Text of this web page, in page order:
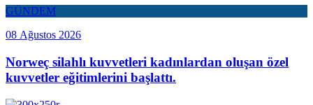
GÜNDEM
08 Ağustos 2026
Norweç silahlı kuvvetleri kadınlardan oluşan özel
kuvvetler eğitimlerini başlattı.